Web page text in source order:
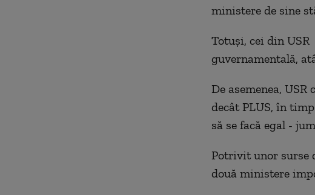
ministere de sine
Totuși, cei din
guvernamentală,
De asemenea,
decât PLUS, în
să se facă egal -
Potrivit unor surse
două ministere